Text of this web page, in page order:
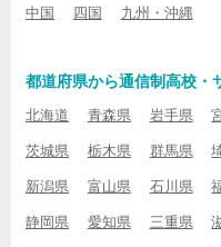
中国 四国 九州・沖縄
都道府県から通信制高校・
北海道 青森県 岩手県
茨城県 栃木県 群馬県
新潟県 富山県 石川県
静岡県 愛知県 三重県